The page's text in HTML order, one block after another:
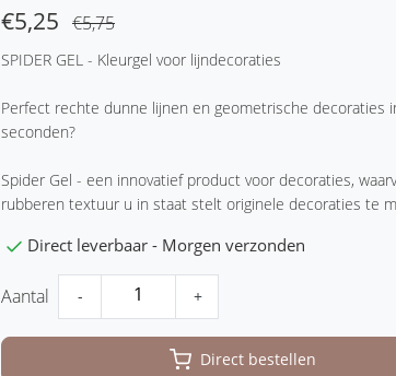
€5,25 €5,75
SPIDER GEL - Kleurgel voor lijndecoraties
Perfect rechte dunne lijnen en geometrische decoraties
seconden?
Spider Gel - een innovatief product voor decoraties,
rubberen textuur u in staat stelt originele decoraties te
Direct leverbaar - Morgen verzonden
Aantal - +
Direct bestellen